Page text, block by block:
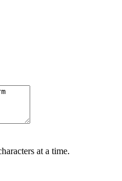
at a time.